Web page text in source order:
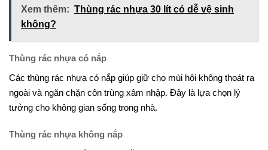
Xem thêm: Thùng rác nhựa 30 lít có dễ vệ sinh
không?
Thùng rác nhựa có nắp
Các thùng rác nhựa có nắp giúp giữ cho mùi hôi không thoát ra
ngoài và ngăn chặn côn trùng xâm nhập. Đây là lựa chọn lý
tưởng cho không gian sống trong nhà.
Thùng rác nhựa không nắp